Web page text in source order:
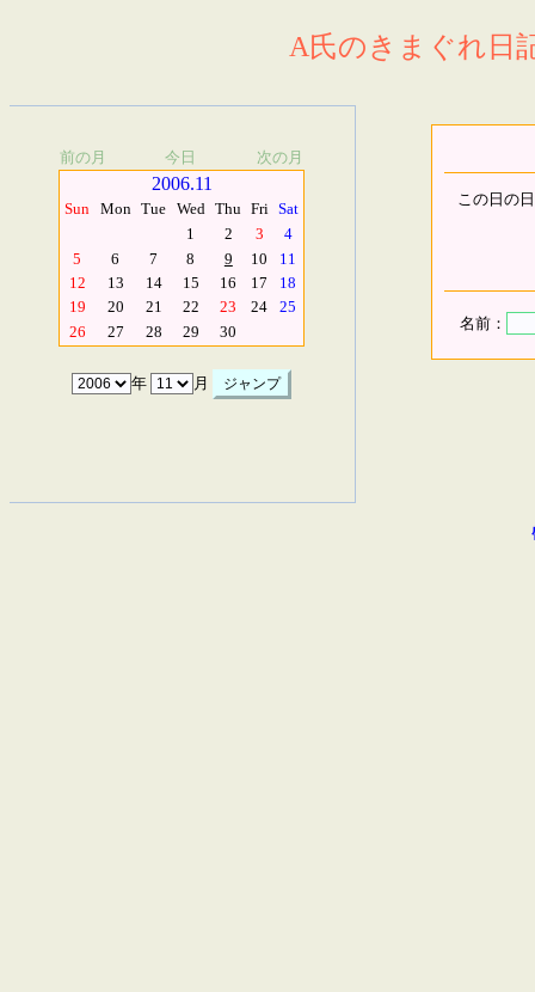
A氏のきまぐれ日
前の月 今日 次の月
2006.11
Sun Mon Tue Wed Thu Fri Sat
1
2 3
4
5
6 7 8 9 10
11
12
13 14 15 16 17
18
19
20 21 22 23 24
25
26
27 28 29 30
年 月
この日の
名前：